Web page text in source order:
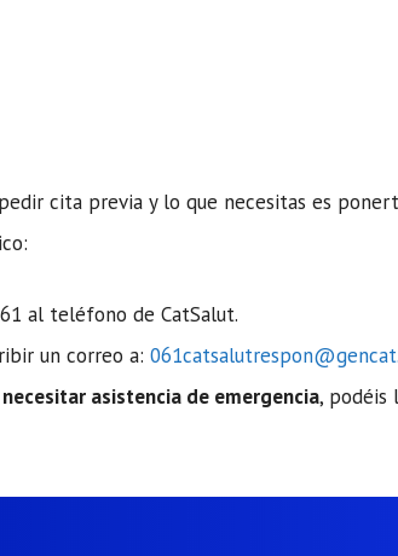
cita previa y lo que necesitas es
al teléfono de CatSalut.
un correo a:
necesitar asistencia de emergencia, podéis